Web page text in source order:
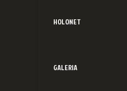
HOLONET
GALERIA